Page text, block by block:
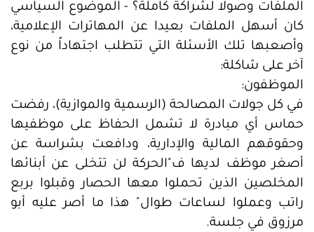
الملفات وصولا لشراكة كاملة؟ - الموضوع السياسي
كان أسهل الملفات بعيدا عن المهاترات الإعلامية،
وأصعبها تلك الأسئلة التي تتطلب اجتهاداً من نوع
آخر على شاكلة:
الموظفون:
في كل جولات المصالحة (الرسمية والموازية)، رفضت
حماس أي مبادرة لا تشمل الحفاظ على موظفيها
وحقوقهم المالية والإدارية، ودافعت بشراسة عن
أصغر موظف لديها ف"الحركة لن تتخلى عن أبنائها
المخلصين الذين تحملوا معها الحصار وقبلوا بربع
راتب وعملوا لساعات طوال" هذا ما أصر عليه أبو
مرزوق في جلسة.